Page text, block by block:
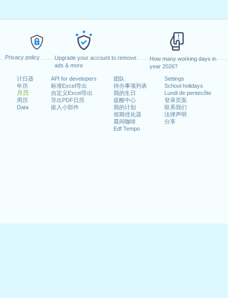
Privacy policy
Upgrade your account to remove
ads & more
How many working days in
year 2026?
计日器
年历
月历
周历
Data
API for developers
标准Excel导出
自定义Excel导出
导出PDF日历
嵌入小部件
团队
待办事项列表
我的生日
提醒中心
我的计划
假期优化器
晨间咖啡
Edf Tempo
Settings
School holidays
Lundi de pentecôte
登录页面
联系我们
法律声明
分享